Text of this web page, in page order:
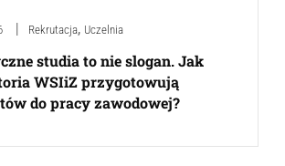
Rekrutacja, Uczelnia
studia to nie slogan. Jak
WSIiZ przygotowują
do pracy zawodowej?